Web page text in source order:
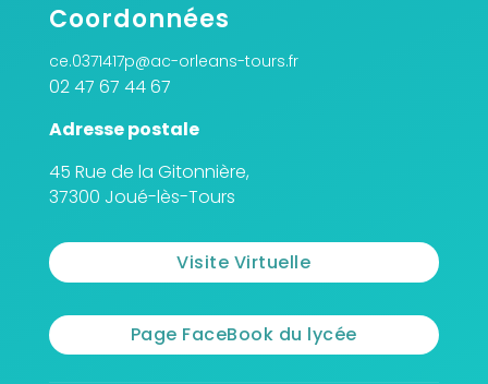
Coordonnées
ce.0371417p@ac-orleans-tours.fr
02 47 67 44 67
Adresse postale
45 Rue de la Gitonnière,
37300 Joué-lès-Tours
Visite Virtuelle
Page FaceBook du lycée